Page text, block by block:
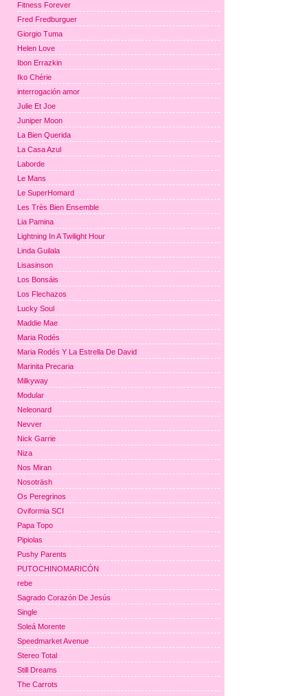
Fitness Forever
Fred Fredburguer
Giorgio Tuma
Helen Love
Ibon Errazkin
Iko Chérie
interrogación amor
Julie Et Joe
Juniper Moon
La Bien Querida
La Casa Azul
Laborde
Le Mans
Le SuperHomard
Les Très Bien Ensemble
Lia Pamina
Lightning In A Twilight Hour
Linda Guilala
Lisasinson
Los Bonsáis
Los Flechazos
Lucky Soul
Maddie Mae
Maria Rodés
Maria Rodés Y La Estrella De David
Marinita Precaria
Milkyway
Modular
Neleonard
Nevver
Nick Garrie
Niza
Nos Miran
Nosoträsh
Os Peregrinos
Oviformia SCI
Papa Topo
Pipiolas
Pushy Parents
PUTOCHINOMARICÓN
rebe
Sagrado Corazón De Jesús
Single
Soleá Morente
Speedmarket Avenue
Stereo Total
Still Dreams
The Carrots